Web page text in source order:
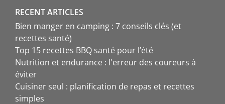
RECENT ARTICLES
Bien manger en camping : 7 conseils clés (et
recettes santé)
Top 15 recettes BBQ santé pour l’été
Nutrition et endurance : l'erreur des coureurs à
éviter
Cuisiner seul : planification de repas et recettes
simples